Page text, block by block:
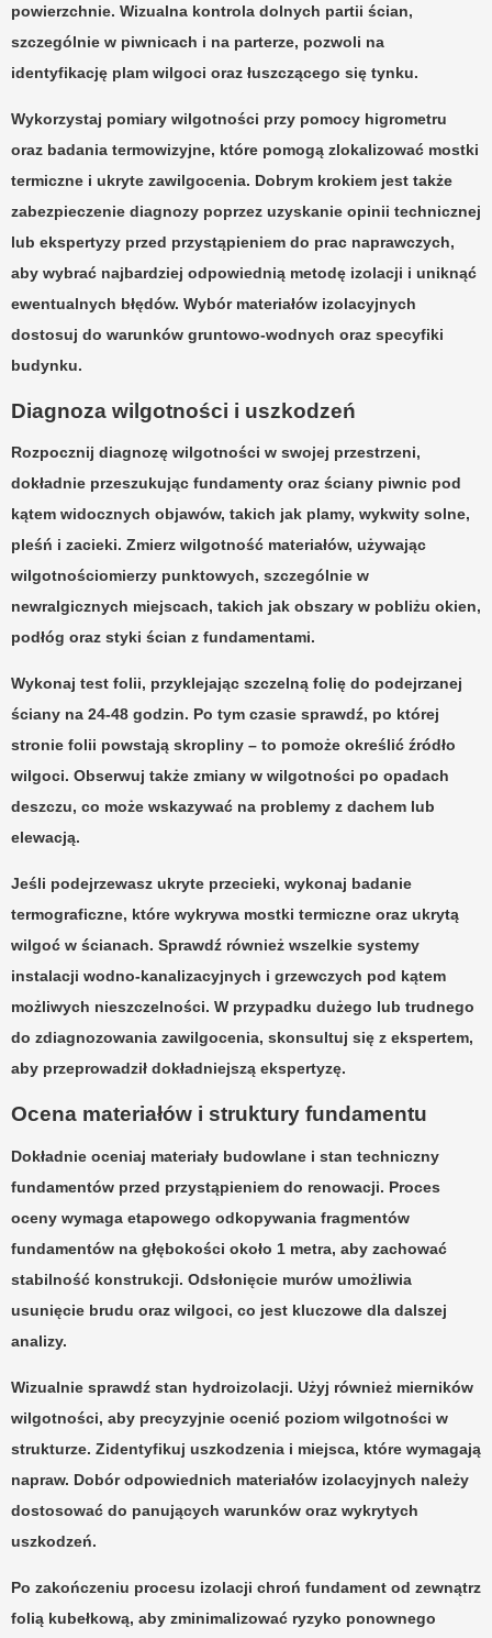
powierzchnie. Wizualna kontrola dolnych partii ścian,
szczególnie w piwnicach i na parterze, pozwoli na
identyfikację plam wilgoci oraz łuszczącego się tynku.
Wykorzystaj pomiary wilgotności przy pomocy higrometru
oraz badania termowizyjne, które pomogą zlokalizować mostki
termiczne i ukryte zawilgocenia. Dobrym krokiem jest także
zabezpieczenie diagnozy poprzez uzyskanie opinii technicznej
lub ekspertyzy przed przystąpieniem do prac naprawczych,
aby wybrać najbardziej odpowiednią metodę izolacji i uniknąć
ewentualnych błędów. Wybór materiałów izolacyjnych
dostosuj do warunków gruntowo-wodnych oraz specyfiki
budynku.
Diagnoza wilgotności i uszkodzeń
Rozpocznij diagnozę wilgotności w swojej przestrzeni,
dokładnie przeszukując fundamenty oraz ściany piwnic pod
kątem widocznych objawów, takich jak plamy, wykwity solne,
pleśń i zacieki. Zmierz wilgotność materiałów, używając
wilgotnościomierzy punktowych, szczególnie w
newralgicznych miejscach, takich jak obszary w pobliżu okien,
podłóg oraz styki ścian z fundamentami.
Wykonaj test folii, przyklejając szczelną folię do podejrzanej
ściany na 24-48 godzin. Po tym czasie sprawdź, po której
stronie folii powstają skropliny – to pomoże określić źródło
wilgoci. Obserwuj także zmiany w wilgotności po opadach
deszczu, co może wskazywać na problemy z dachem lub
elewacją.
Jeśli podejrzewasz ukryte przecieki, wykonaj badanie
termograficzne, które wykrywa mostki termiczne oraz ukrytą
wilgoć w ścianach. Sprawdź również wszelkie systemy
instalacji wodno-kanalizacyjnych i grzewczych pod kątem
możliwych nieszczelności. W przypadku dużego lub trudnego
do zdiagnozowania zawilgocenia, skonsultuj się z ekspertem,
aby przeprowadził dokładniejszą ekspertyzę.
Ocena materiałów i struktury fundamentu
Dokładnie oceniaj materiały budowlane i stan techniczny
fundamentów przed przystąpieniem do renowacji. Proces
oceny wymaga etapowego odkopywania fragmentów
fundamentów na głębokości około 1 metra, aby zachować
stabilność konstrukcji. Odsłonięcie murów umożliwia
usunięcie brudu oraz wilgoci, co jest kluczowe dla dalszej
analizy.
Wizualnie sprawdź stan hydroizolacji. Użyj również mierników
wilgotności, aby precyzyjnie ocenić poziom wilgotności w
strukturze. Zidentyfikuj uszkodzenia i miejsca, które wymagają
napraw. Dobór odpowiednich materiałów izolacyjnych należy
dostosować do panujących warunków oraz wykrytych
uszkodzeń.
Po zakończeniu procesu izolacji chroń fundament od zewnątrz
folią kubełkową, aby zminimalizować ryzyko ponownego